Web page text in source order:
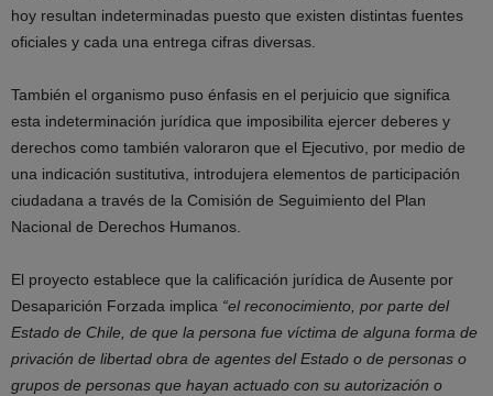
hoy resultan indeterminadas puesto que existen distintas fuentes
oficiales y cada una entrega cifras diversas.
También el organismo puso énfasis en el perjuicio que significa
esta indeterminación jurídica que imposibilita ejercer deberes y
derechos como también valoraron que el Ejecutivo, por medio de
una indicación sustitutiva, introdujera elementos de participación
ciudadana a través de la Comisión de Seguimiento del Plan
Nacional de Derechos Humanos.
El proyecto establece que la calificación jurídica de Ausente por
Desaparición Forzada implica “el reconocimiento, por parte del
Estado de Chile, de que la persona fue víctima de alguna forma de
privación de libertad obra de agentes del Estado o de personas o
grupos de personas que hayan actuado con su autorización o